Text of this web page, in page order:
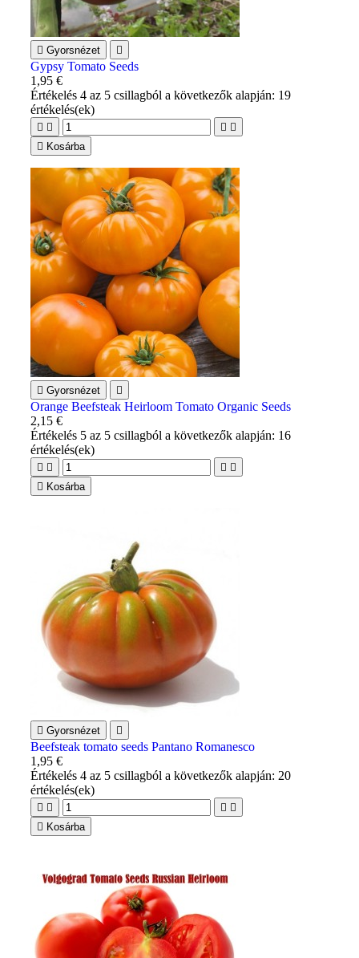
 Gyorsnézet 
Gypsy Tomato Seeds
1,95 €
Értékelés4 az 5 csillagból a következők alapján: 19
értékelés(ek)
   
 Kosárba
 Gyorsnézet 
Orange Beefsteak Heirloom Tomato Organic Seeds
2,15 €
Értékelés 5 az 5 csillagból a következők alapján: 16
értékelés(ek)
   
 Kosárba
 Gyorsnézet 
Beefsteak tomato seeds Pantano Romanesco
1,95 €
Értékelés4 az 5 csillagból a következők alapján: 20
értékelés(ek)
   
 Kosárba